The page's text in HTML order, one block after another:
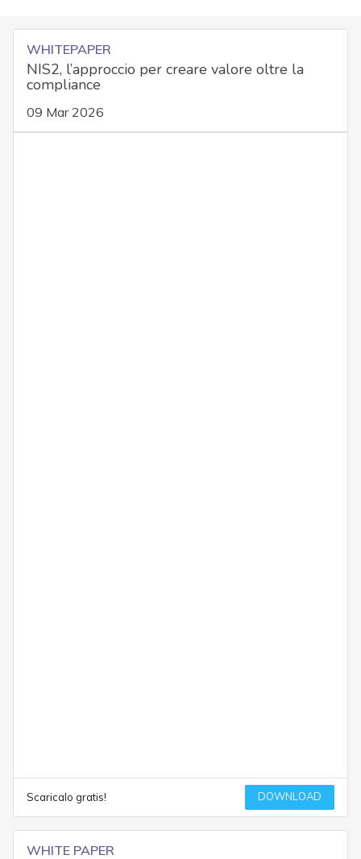
WHITEPAPER
NIS2, l’approccio per creare valore oltre la
compliance
09 Mar 2026
Scaricalo gratis! DOWNLOAD
WHITE PAPER